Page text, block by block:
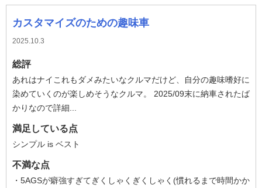
カスタマイズのための趣味車
2025.10.3
総評
あれはナイこれもダメみたいなクルマだけど、自分の趣味嗜好に
染めていくのが楽しめそうなクルマ。 2025/09末に納車されたば
かりなので詳細...
満足している点
シンプル is ベスト
不満な点
・5AGSが癖強すぎてぎくしゃくぎくしゃく(慣れるまで時間かか